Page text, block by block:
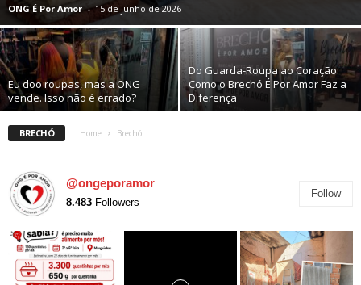
ONG É Por Amor - 15 de junho de 2026
Eu doo roupas, mas a ONG
vende. Isso não é errado?
Do Guarda-Roupa ao Coração:
Como o Brechó É Por Amor Faz a
Diferença
BRECHÓ Home Brechó
@ongeporamor
8.483 Followers
Follow